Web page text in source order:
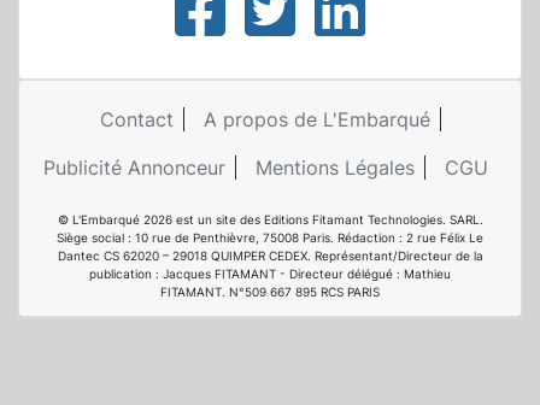
Contact
A propos de L'Embarqué
Publicité Annonceur
Mentions Légales CGU
© L'Embarqué 2026 est un site des Editions Fitamant Technologies. SARL.
Siège social : 10 rue de Penthièvre, 75008 Paris. Rédaction : 2 rue Félix Le
Dantec CS 62020 – 29018 QUIMPER CEDEX. Représentant/Directeur de la
publication : Jacques FITAMANT - Directeur délégué : Mathieu
FITAMANT. N°509 667 895 RCS PARIS